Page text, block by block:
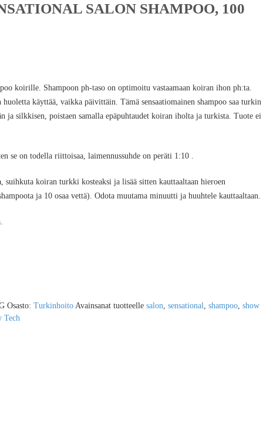
SALON SHAMPOO, 100
koirille. Shampoon ph-taso on optimoitu vastaamaan koiran ihon ph:ta.
huoletta käyttää, vaikka päivittäin. Tämä sensaatiomainen shampoo saa turkin
ja silkkisen, poistaen samalla epäpuhtaudet koiran iholta ja turkista. Tuote ei
se on todella riittoisaa, laimennussuhde on peräti 1:10 .
suihkuta koiran turkki kosteaksi ja lisää sitten kauttaaltaan hieroen
ja 10 osaa vettä). Odota muutama minuutti ja huuhtele kauttaaltaan.
Osasto: Turkinhoito Avainsanat tuotteelle salon sensational shampoo, show
Tech